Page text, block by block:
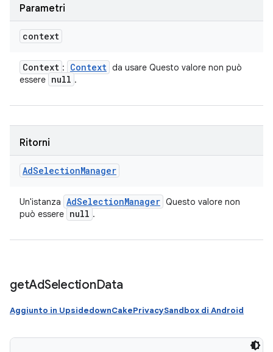
Parametri
context
Context : Context da usare Questo valore non può
essere null .
Ritorni
AdSelectionManager
Un'istanza AdSelectionManager Questo valore non
può essere null .
getAdSelectionData
Aggiunto in UpsidedownCakePrivacySandbox di Android